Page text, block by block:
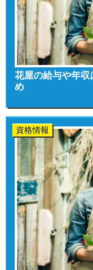
花屋の給与や年収
め
資格情報